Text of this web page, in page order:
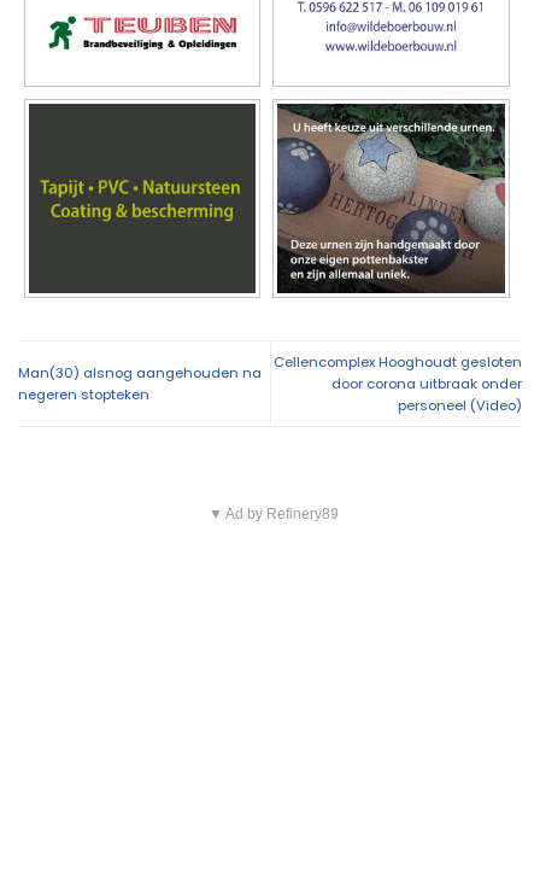
Man(30) alsnog aangehouden na
negeren stopteken
Cellencomplex Hooghoudt gesloten
door corona uitbraak onder
personeel (Video)
▼ Ad by Refinery89